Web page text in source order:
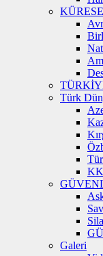
Türk
Galeri